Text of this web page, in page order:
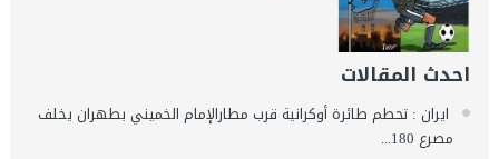
احدث المقالات
ايران : تحطم طائرة أوكرانية قرب مطارالإمام الخميني بطهران يخلف
مصرع 180...